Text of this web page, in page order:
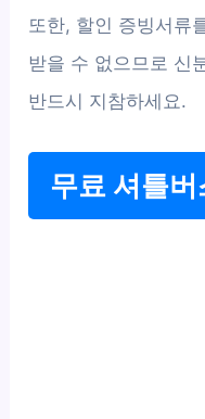
또한, 할인 증빙서류
받을 수 없으므로 신
반드시 지참하세요.
무료 셔틀